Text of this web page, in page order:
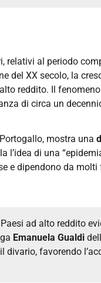
, relativi al periodo
del XX secolo, la
reddito. Il
di circa un
mostra una
l’idea di una
e dipendono da
ad alto reddito
Emanuela Gualdi
favorendo